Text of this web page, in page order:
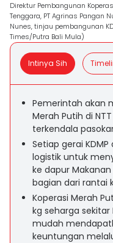
Direktur Pembangunan
Tenggara, PT Agrinas Pangan
Nunes, tinjau pembangunan
Times/Putra Bali Mula)
Intinya Sih
Pemerintah akan
Merah Putih di
terkendala
Setiap gerai
logistik untuk
ke dapur
bagian dari rantai
Koperasi Merah
kg seharga sekitar
mudah
keuntungan